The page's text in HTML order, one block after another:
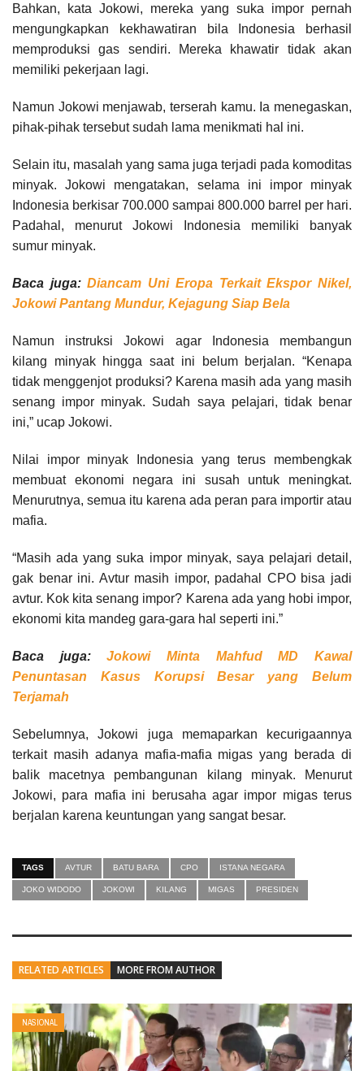
Bahkan, kata Jokowi, mereka yang suka impor pernah
mengungkapkan kekhawatiran bila Indonesia berhasil
memproduksi gas sendiri. Mereka khawatir tidak akan
memiliki pekerjaan lagi.
Namun Jokowi menjawab, terserah kamu. Ia menegaskan,
pihak-pihak tersebut sudah lama menikmati hal ini.
Selain itu, masalah yang sama juga terjadi pada komoditas
minyak. Jokowi mengatakan, selama ini impor minyak
Indonesia berkisar 700.000 sampai 800.000 barrel per hari.
Padahal, menurut Jokowi Indonesia memiliki banyak
sumur minyak.
Baca juga:Diancam Uni Eropa Terkait Ekspor Nikel,
Jokowi Pantang Mundur, Kejagung Siap Bela
Namun instruksi Jokowi agar Indonesia membangun
kilang minyak hingga saat ini belum berjalan. “Kenapa
tidak menggenjot produksi? Karena masih ada yang masih
senang impor minyak. Sudah saya pelajari, tidak benar
ini,” ucap Jokowi.
Nilai impor minyak Indonesia yang terus membengkak
membuat ekonomi negara ini susah untuk meningkat.
Menurutnya, semua itu karena ada peran para importir atau
mafia.
“Masih ada yang suka impor minyak, saya pelajari detail,
gak benar ini. Avtur masih impor, padahal CPO bisa jadi
avtur. Kok kita senang impor? Karena ada yang hobi impor,
ekonomi kita mandeg gara-gara hal seperti ini.”
Baca juga:Jokowi Minta Mahfud MD Kawal
Penuntasan Kasus Korupsi Besar yang Belum
Terjamah
Sebelumnya, Jokowi juga memaparkan kecurigaannya
terkait masih adanya mafia-mafia migas yang berada di
balik macetnya pembangunan kilang minyak. Menurut
Jokowi, para mafia ini berusaha agar impor migas terus
berjalan karena keuntungan yang sangat besar.
TAGS AVTUR BATU BARA CPO ISTANA NEGARA
JOKO WIDODO JOKOWI KILANG MIGAS PRESIDEN
RELATED ARTICLES MORE FROM AUTHOR
NASIONAL